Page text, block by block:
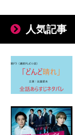
人気記事